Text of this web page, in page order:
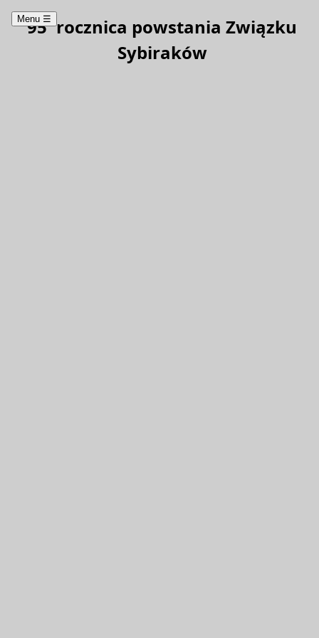
Menu ☰
95′ rocznica powstania Związku
Sybiraków